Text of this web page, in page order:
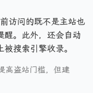
访问的既不是主站也
醒。此外，还会自动
被搜索引擎收录。
高盗站门槛，但建